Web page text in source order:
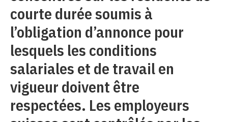
courte durée soumis à
l’obligation d’annonce pour
lesquels les conditions
salariales et de travail en
vigueur doivent être
respectées. Les employeurs